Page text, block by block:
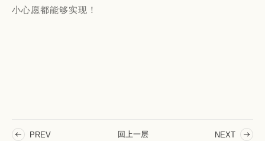
小心愿都能够实现！
PREV 回上一层 NEXT